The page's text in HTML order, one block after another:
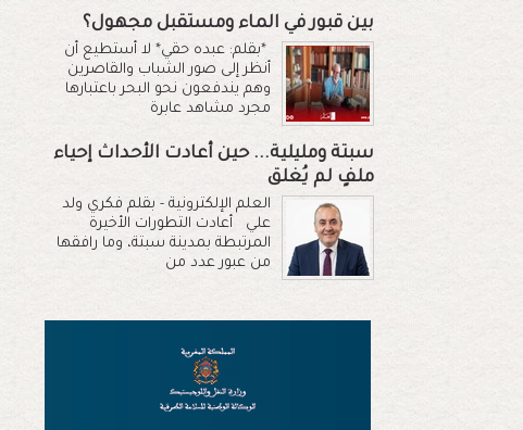
بين قبور في الماء ومستقبل مجهول؟
*بقلم: عبده حقي* لا أستطيع أن
أنظر إلى صور الشباب والقاصرين
وهم يندفعون نحو البحر باعتبارها
مجرد مشاهد عابرة
سبتة ومليلية... حين أعادت الأحداث إحياء
ملفٍ لم يُغلق
العلم الإلكترونية - بقلم فكري ولد
علي أعادت التطورات الأخيرة
المرتبطة بمدينة سبتة، وما رافقها
من عبور عدد من